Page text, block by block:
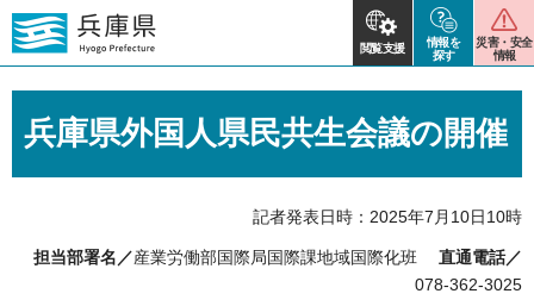
閲覧支援
情報を
探す
災害・安全
情報
兵庫県外国人県民共生会議の開催
記者発表日時：2025年7月10日10時
担当部署名／産業労働部国際局国際課地域国際化班 直通電話／
078-362-3025